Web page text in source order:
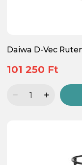
Daiwa D-Vec
101 250 Ft